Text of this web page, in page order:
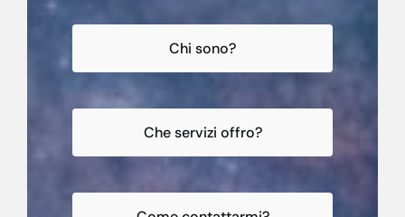
Chi sono?
Che servizi offro?